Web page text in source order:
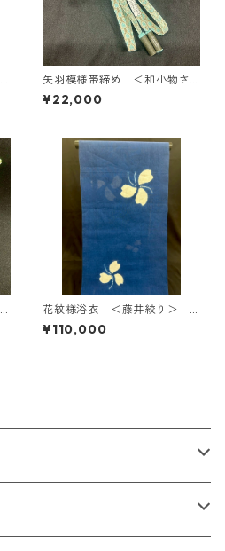
矢羽模様帯締め ＜和小物さ
くら＞ SOJ-75
¥22,000
花紋様浴衣 ＜藤井絞り＞ Y
F-12
¥110,000